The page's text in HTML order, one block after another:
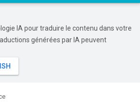
IA pour traduire le contenu dans votre
générées par IA peuvent